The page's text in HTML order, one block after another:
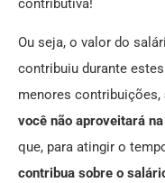
contributiva!
Ou seja, o valor do
contribuiu durante
menores contribuições,
você não aproveitará
que, para atingir o
contribua sobre o